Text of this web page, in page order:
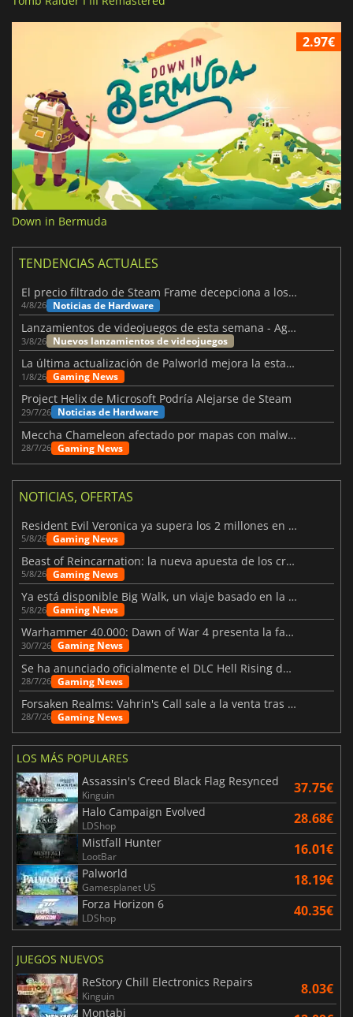
2.97€
Down in Bermuda
TENDENCIAS ACTUALES
El precio filtrado de Steam Frame decepciona a los usuarios
4/8/26 Noticias de Hardware
Lanzamientos de videojuegos de esta semana - Agosto de 2026 (semana 32)
3/8/26 Nuevos lanzamientos de videojuegos
La última actualización de Palworld mejora la estabilidad
1/8/26 Gaming News
Project Helix de Microsoft Podría Alejarse de Steam
29/7/26 Noticias de Hardware
Meccha Chameleon afectado por mapas con malware y Discord
28/7/26 Gaming News
NOTICIAS, OFERTAS
Resident Evil Veronica ya supera los 2 millones en listas de deseados
5/8/26 Gaming News
Beast of Reincarnation: la nueva apuesta de los creadores de Pokémon
5/8/26 Gaming News
Ya está disponible Big Walk, un viaje basado en la amistad
5/8/26 Gaming News
Warhammer 40.000: Dawn of War 4 presenta la facción de los Necrones
30/7/26 Gaming News
Se ha anunciado oficialmente el DLC Hell Rising de Nioh 3
28/7/26 Gaming News
Forsaken Realms: Vahrin's Call sale a la venta tras una década
28/7/26 Gaming News
LOS MÁS POPULARES
Assassin's Creed Black Flag Resynced
Kinguin 37.75€
Halo Campaign Evolved
LDShop 28.68€
Mistfall Hunter
LootBar 16.01€
Palworld
Gamesplanet US 18.19€
Forza Horizon 6
LDShop 40.35€
JUEGOS NUEVOS
ReStory Chill Electronics Repairs
Kinguin 8.03€
Montabi